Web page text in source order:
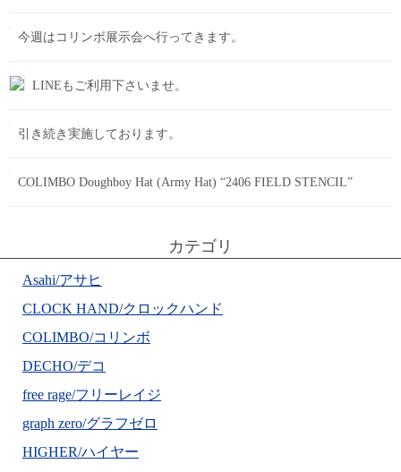
今週はコリンボ展示会へ行ってきます。
LINEもご利用下さいませ。
引き続き実施しております。
COLIMBO Doughboy Hat (Army Hat) “2406 FIELD STENCIL”
カテゴリ
Asahi/アサヒ
CLOCK HAND/クロックハンド
COLIMBO/コリンボ
DECHO/デコ
free rage/フリーレイジ
graph zero/グラフゼロ
HIGHER/ハイヤー